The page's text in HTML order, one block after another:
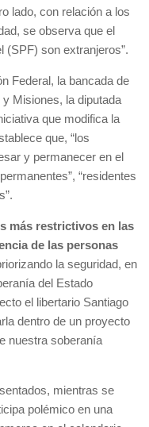
lado, con relación a los
se observa que el
(SPF) son extranjeros”.
Federal, la bancada de
Misiones, la diputada
que modifica la
que, “los
y permanecer en el
“residentes
más restrictivos en las
de las personas
la seguridad, en
del Estado
el libertario Santiago
dentro de un proyecto
nuestra soberanía
mientras se
polémico en una